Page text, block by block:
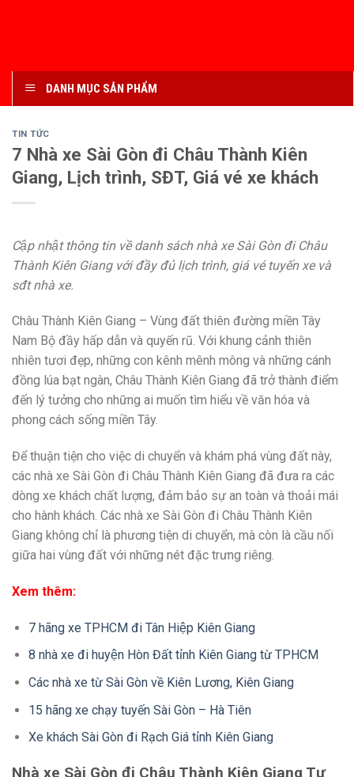
DANH MỤC SẢN PHẨM
TIN TỨC
7 Nhà xe Sài Gòn đi Châu Thành Kiên
Giang, Lịch trình, SĐT, Giá vé xe khách
Cập nhật thông tin về danh sách nhà xe Sài Gòn đi Châu
Thành Kiên Giang với đầy đủ lịch trình, giá vé tuyến xe và
sđt nhà xe.
Châu Thành Kiên Giang – Vùng đất thiên đường miền Tây
Nam Bộ đầy hấp dẫn và quyến rũ. Với khung cảnh thiên
nhiên tươi đẹp, những con kênh mênh mông và những cánh
đồng lúa bạt ngàn, Châu Thành Kiên Giang đã trở thành điểm
đến lý tưởng cho những ai muốn tìm hiểu về văn hóa và
phong cách sống miền Tây.
Để thuận tiện cho việc di chuyển và khám phá vùng đất này,
các nhà xe Sài Gòn đi Châu Thành Kiên Giang đã đưa ra các
dòng xe khách chất lượng, đảm bảo sự an toàn và thoải mái
cho hành khách. Các nhà xe Sài Gòn đi Châu Thành Kiên
Giang không chỉ là phương tiện di chuyển, mà còn là cầu nối
giữa hai vùng đất với những nét đặc trưng riêng.
Xem thêm:
7 hãng xe TPHCM đi Tân Hiệp Kiên Giang
8 nhà xe đi huyện Hòn Đất tỉnh Kiên Giang từ TPHCM
Các nhà xe từ Sài Gòn về Kiên Lương, Kiên Giang
15 hãng xe chạy tuyến Sài Gòn – Hà Tiên
Xe khách Sài Gòn đi Rạch Giá tỉnh Kiên Giang
Nhà xe Sài Gòn đi Châu Thành Kiên Giang Tư